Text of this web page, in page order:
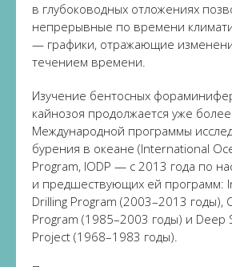
в глубоководных отложениях
непрерывные по времени
— графики, отражающие
течением времени.
Изучение бентосных
кайнозоя продолжается уже
Международной программы
бурения в океане (International
Program, IODP — с 2013 года по
и предшествующих ей программ:
Drilling Program (2003–2013 годы),
Program (1985–2003 годы) и Deep
Project (1968–1983 годы).